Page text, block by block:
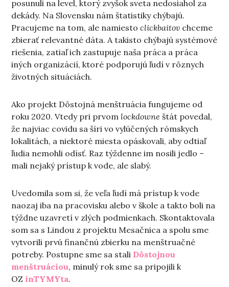
posunuli na level, ktorý zvyšok sveta nedosiahol za
dekády. Na Slovensku nám štatistiky chýbajú.
Pracujeme na tom, ale namiestoclickbaitov chceme
zbierať relevantné dáta. A takisto chýbajú systémové
riešenia, zatiaľ ich zastupuje naša práca a práca
iných organizácií, ktoré podporujú ľudí v rôznych
životných situáciách.
Ako projekt Dôstojná menštruácia fungujeme od
roku 2020. Vtedy pri prvom lockdowne štát povedal,
že najviac covidu sa šíri vo vylúčených rómskych
lokalitách, a niektoré miesta opáskovali, aby odtiaľ
ľudia nemohli odísť. Raz týždenne im nosili jedlo –
mali nejaký prístup k vode, ale slabý.
Uvedomila som si, že veľa ľudí má prístup k vode
naozaj iba na pracovisku alebo v škole a takto boli na
týždne uzavretí v zlých podmienkach. Skontaktovala
som sa s Lindou z projektu Mesačnica a spolu sme
vytvorili prvú finančnú zbierku na menštruačné
potreby. Postupne sme sa stali Dôstojnou
menštruáciou, minulý rok sme sa pripojili k
OZ inTYMYta.